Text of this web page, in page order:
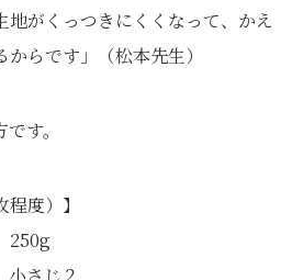
地がくっつきにくくなって、かえ
らです」（松本先生）
す。
度）】